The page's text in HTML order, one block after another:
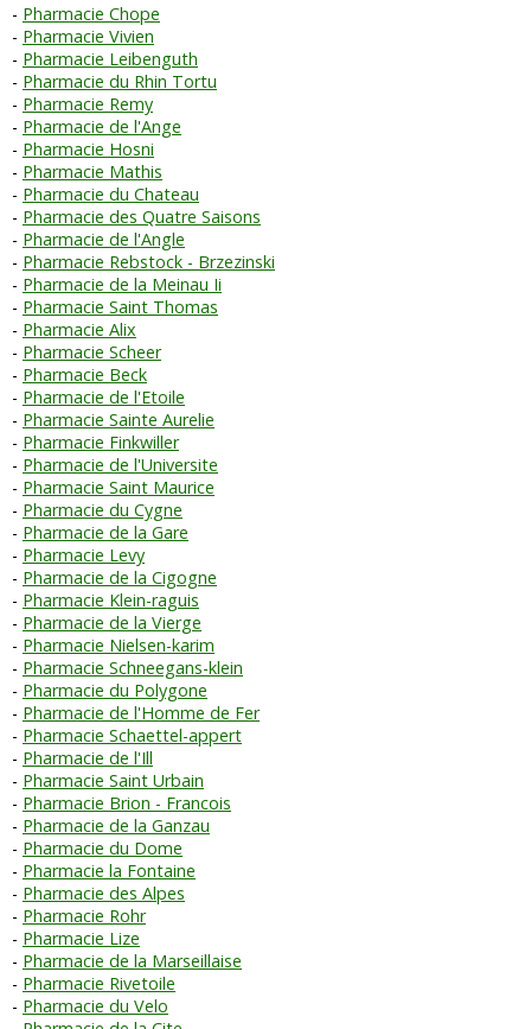
Pharmacie Chope
Pharmacie Vivien
Pharmacie Leibenguth
Pharmacie du Rhin Tortu
Pharmacie Remy
Pharmacie de l'Ange
Pharmacie Hosni
Pharmacie Mathis
Pharmacie du Chateau
Pharmacie des Quatre Saisons
Pharmacie de l'Angle
Pharmacie Rebstock - Brzezinski
Pharmacie de la Meinau Ii
Pharmacie Saint Thomas
Pharmacie Alix
Pharmacie Scheer
Pharmacie Beck
Pharmacie de l'Etoile
Pharmacie Sainte Aurelie
Pharmacie Finkwiller
Pharmacie de l'Universite
Pharmacie Saint Maurice
Pharmacie du Cygne
Pharmacie de la Gare
Pharmacie Levy
Pharmacie de la Cigogne
Pharmacie Klein-raguis
Pharmacie de la Vierge
Pharmacie Nielsen-karim
Pharmacie Schneegans-klein
Pharmacie du Polygone
Pharmacie de l'Homme de Fer
Pharmacie Schaettel-appert
Pharmacie de l'Ill
Pharmacie Saint Urbain
Pharmacie Brion - Francois
Pharmacie de la Ganzau
Pharmacie du Dome
Pharmacie la Fontaine
Pharmacie des Alpes
Pharmacie Rohr
Pharmacie Lize
Pharmacie de la Marseillaise
Pharmacie Rivetoile
Pharmacie du Velo